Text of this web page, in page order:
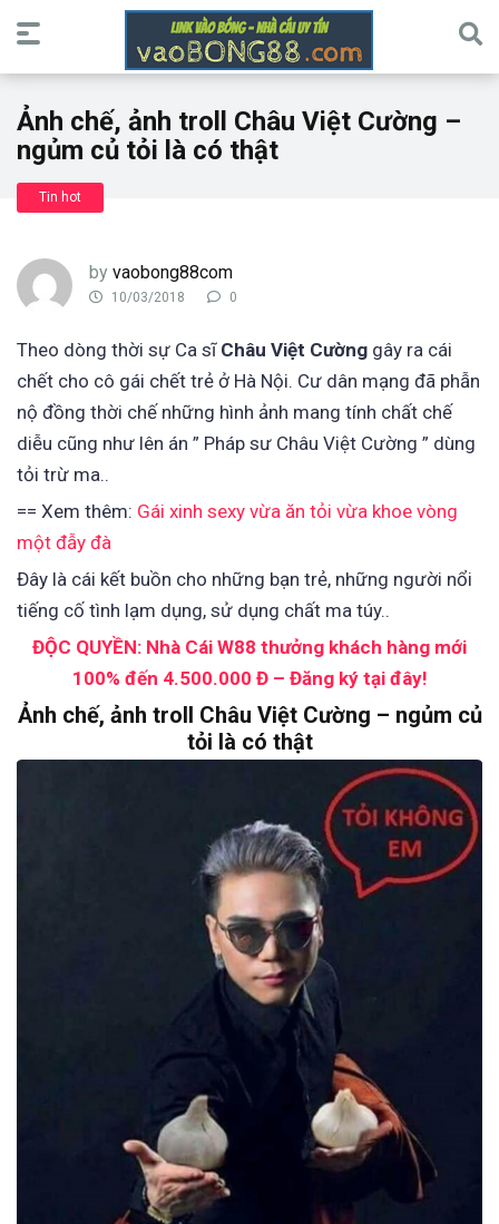
Ảnh chế, ảnh troll Châu Việt Cường –
ngủm củ tỏi là có thật
Tin hot
by vaobong88com
10/03/2018 0
Theo dòng thời sự Ca sĩ Châu Việt Cường gây ra cái
chết cho cô gái chết trẻ ở Hà Nội. Cư dân mạng đã phẫn
nộ đồng thời chế những hình ảnh mang tính chất chế
diễu cũng như lên án ” Pháp sư Châu Việt Cường ” dùng
tỏi trừ ma..
== Xem thêm: Gái xinh sexy vừa ăn tỏi vừa khoe vòng
một đẫy đà
Đây là cái kết buồn cho những bạn trẻ, những người nổi
tiếng cố tình lạm dụng, sử dụng chất ma túy..
ĐỘC QUYỀN: Nhà Cái W88 thưởng khách hàng mới
100% đến 4.500.000 Đ – Đăng ký tại đây!
Ảnh chế, ảnh troll Châu Việt Cường – ngủm củ
tỏi là có thật